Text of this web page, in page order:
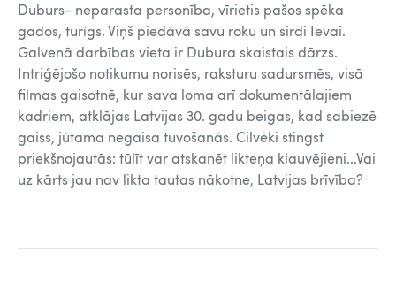
Duburs- neparasta personība, vīrietis pašos spēka
gados, turīgs. Viņš piedāvā savu roku un sirdi Ievai.
Galvenā darbības vieta ir Dubura skaistais dārzs.
Intriģējošo notikumu norisēs, raksturu sadursmēs, visā
filmas gaisotnē, kur sava loma arī dokumentālajiem
kadriem, atklājas Latvijas 30. gadu beigas, kad sabiezē
gaiss, jūtama negaisa tuvošanās. Cilvēki stingst
priekšnojautās: tūlīt var atskanēt likteņa klauvējieni...Vai
uz kārts jau nav likta tautas nākotne, Latvijas brīvība?